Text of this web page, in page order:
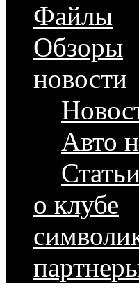
Файлы
Обзоры
новости
Авто
Статьи
о клубе